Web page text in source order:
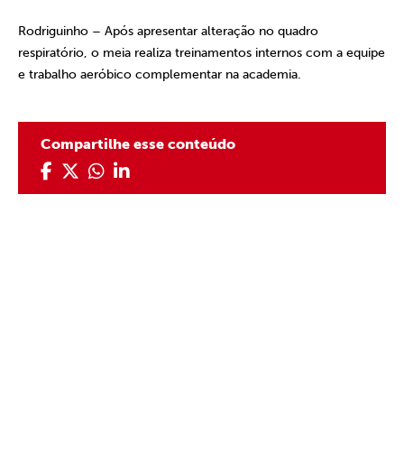
Rodriguinho – Após apresentar alteração no quadro
respiratório, o meia realiza treinamentos internos com a equipe
e trabalho aeróbico complementar na academia.
Compartilhe esse conteúdo